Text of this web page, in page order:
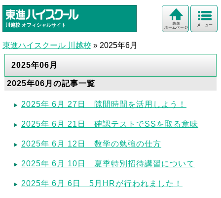
川越校 オフィシャルサイト メニュー
東進
ホームページ
東進ハイスクール 川越校 » 2025年6月
2025年06月
2025年06月の記事一覧
2025年 6月 27日 隙間時間を活用しよう！
2025年 6月 21日 確認テストでSSを取る意味
2025年 6月 12日 数学の勉強の仕方
2025年 6月 10日 夏季特別招待講習について
2025年 6月 6日 5月HRが行われました！